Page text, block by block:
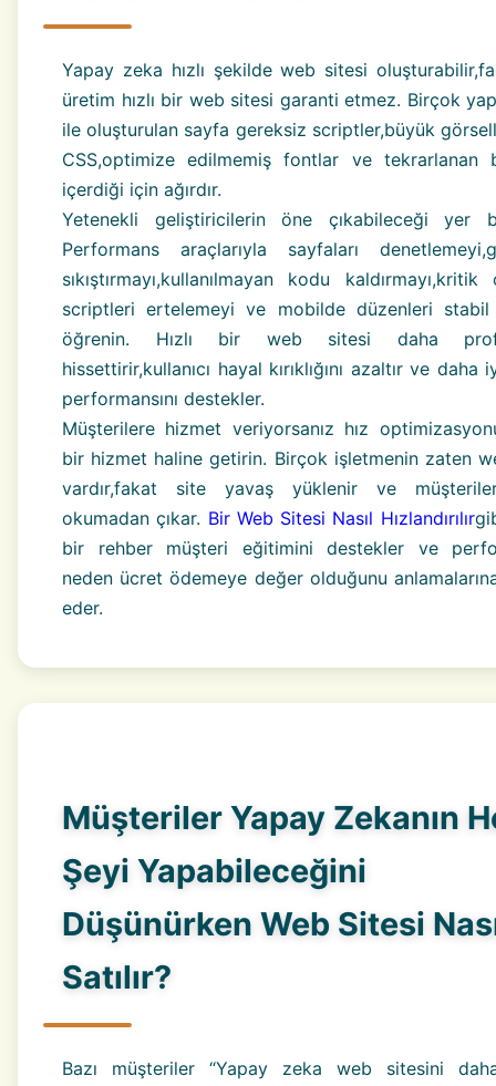
Yapay zeka hızlı şekilde web sitesi
üretim hızlı bir web sitesi garanti etmez. Birçok
ile oluşturulan sayfa gereksiz scriptler,büyük
CSS,optimize edilmemiş fontlar ve tekrarlanan
içerdiği için ağırdır.
Yetenekli geliştiricilerin öne çıkabileceği yer
Performans araçlarıyla sayfaları
sıkıştırmayı,kullanılmayan kodu kaldırmayı,kritik
scriptleri ertelemeyi ve mobilde düzenleri stabil
öğrenin. Hızlı bir web sitesi daha
hissettirir,kullanıcı hayal kırıklığını azaltır ve daha
performansını destekler.
Müşterilere hizmet veriyorsanız hız
bir hizmet haline getirin. Birçok işletmenin zaten
vardır,fakat site yavaş yüklenir ve
okumadan çıkar. Bir Web Sitesi Nasıl Hızlandırılır
bir rehber müşteri eğitimini destekler ve
neden ücret ödemeye değer olduğunu
eder.
Müşteriler Yapay Zekanın
Şeyi Yapabileceğini
Düşünürken Web Sitesi
Satılır?
Bazı müşteriler “Yapay zeka web sitesini